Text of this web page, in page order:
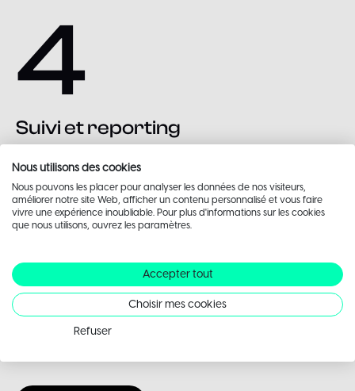
4
Suivi et reporting
Analyse des performances, indicateurs clés et
recommandations pour améliorer l’engagement et
ajuster la stratégie.
Nosréférences
Quelquesprojets
Nous utilisons des cookies
Nous pouvons les placer pour analyser les données de nos visiteurs,
améliorer notre site Web, afficher un contenu personnalisé et vous faire
vivre une expérience inoubliable. Pour plus d'informations sur les cookies
que nous utilisons, ouvrez les paramètres.
Accepter tout
Choisir mes cookies
Refuser